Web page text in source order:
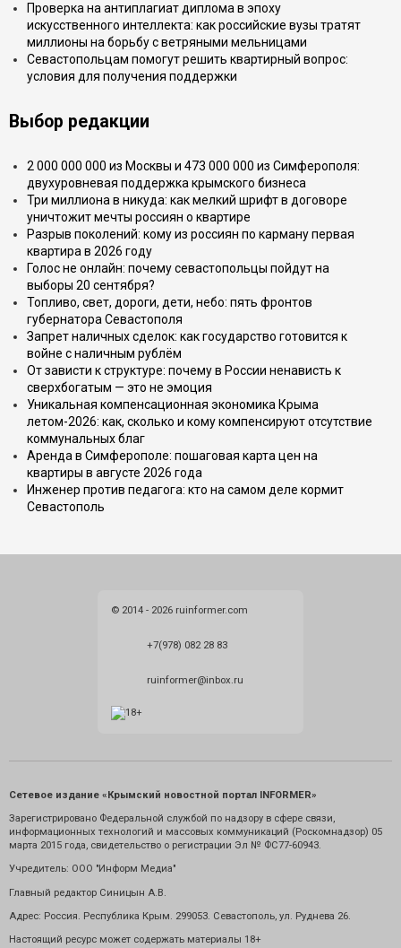
Проверка на антиплагиат диплома в эпоху
искусственного интеллекта: как российские вузы тратят
миллионы на борьбу с ветряными мельницами
Севастопольцам помогут решить квартирный вопрос:
условия для получения поддержки
Выбор редакции
2 000 000 000 из Москвы и 473 000 000 из Симферополя:
двухуровневая поддержка крымского бизнеса
Три миллиона в никуда: как мелкий шрифт в договоре
уничтожит мечты россиян о квартире
Разрыв поколений: кому из россиян по карману первая
квартира в 2026 году
Голос не онлайн: почему севастопольцы пойдут на
выборы 20 сентября?
Топливо, свет, дороги, дети, небо: пять фронтов
губернатора Севастополя
Запрет наличных сделок: как государство готовится к
войне с наличным рублём
От зависти к структуре: почему в России ненависть к
сверхбогатым — это не эмоция
Уникальная компенсационная экономика Крыма
летом-2026: как, сколько и кому компенсируют отсутствие
коммунальных благ
Аренда в Симферополе: пошаговая карта цен на
квартиры в августе 2026 года
Инженер против педагога: кто на самом деле кормит
Севастополь
© 2014 - 2026 ruinformer.com
+7(978) 082 28 83
ruinformer@inbox.ru
Сетевое издание «Крымский новостной портал INFORMER»
Зарегистрировано Федеральной службой по надзору в сфере связи,
информационных технологий и массовых коммуникаций (Роскомнадзор) 05
марта 2015 года, свидетельство о регистрации Эл № ФС77-60943.
Учредитель: ООО "Информ Медиа"
Главный редактор Синицын А.В.
Адрес: Россия. Республика Крым. 299053. Севастополь, ул. Руднева 26.
Настоящий ресурс может содержать материалы 18+